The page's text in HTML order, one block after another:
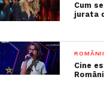
Cum
jurata
Cine